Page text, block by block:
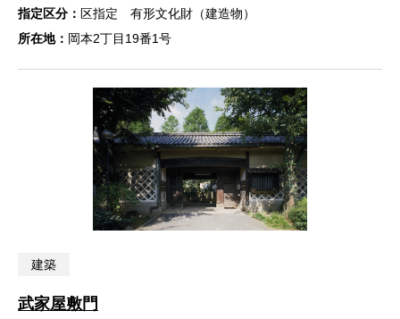
指定区分： 区指定 有形文化財（建造物）
所在地： 岡本2丁目19番1号
建築
武家屋敷門